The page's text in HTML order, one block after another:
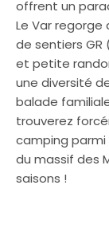
offrent un
Le Var
de sentiers GR
et petite
une diversité
balade
trouverez
camping parmi
du massif des
saisons !